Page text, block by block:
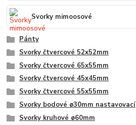
Svorky mimoosové
Pánty
Svorky čtvercové 52x52mm
Svorky čtvercové 65x55mm
Svorky čtvercové 45x45mm
Svorky čtvercové 55x55mm
Svorky bodové ø30mm nastavovací
Svorky kruhové ø60mm